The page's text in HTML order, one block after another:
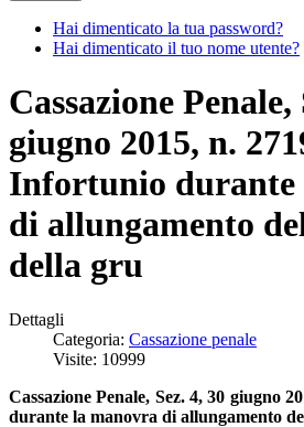
Hai dimenticato la tua password?
Hai dimenticato il tuo nome utente?
Cassazione Penale,
giugno 2015, n.
Infortunio durante
di allungamento
della gru
Dettagli
Categoria: Cassazione penale
Visite: 10999
Cassazione Penale, Sez. 4, 30 giugno
durante la manovra di allungamento